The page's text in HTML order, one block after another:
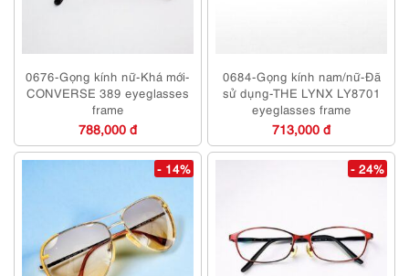
0676-Gọng kính nữ-Khá mới-
CONVERSE 389 eyeglasses
frame
788,000 đ
0684-Gọng kính nam/nữ-Đã
sử dụng-THE LYNX LY8701
eyeglasses frame
713,000 đ
- 14% - 24%